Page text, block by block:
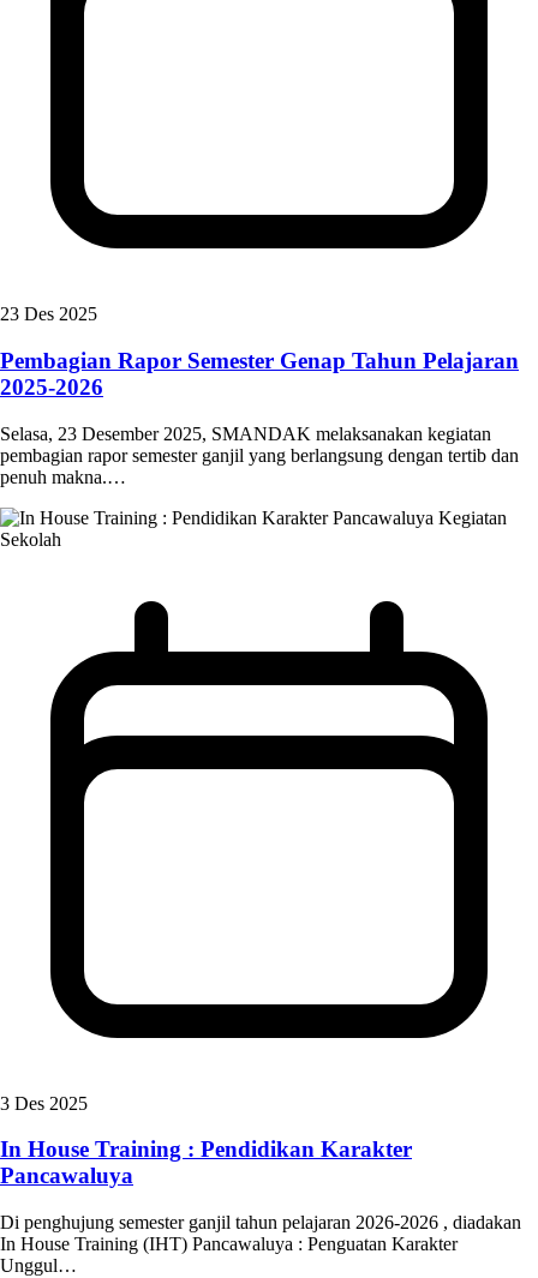
23 Des 2025
Pembagian Rapor Semester Genap Tahun Pelajaran
2025-2026
Selasa, 23 Desember 2025, SMANDAK melaksanakan kegiatan
pembagian rapor semester ganjil yang berlangsung dengan tertib dan
penuh makna.…
Kegiatan
Sekolah
3 Des 2025
In House Training : Pendidikan Karakter
Pancawaluya
Di penghujung semester ganjil tahun pelajaran 2026-2026 , diadakan
In House Training (IHT) Pancawaluya : Penguatan Karakter
Unggul…